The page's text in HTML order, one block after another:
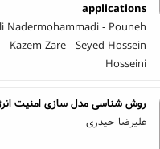
applications
Nadermohammadi - Pouneh
Kazem Zare - Seyed Hossein
Hosseini
روش شناسی مدل سازی امنیت
علیرضا حیدری